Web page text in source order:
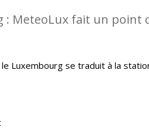
: MeteoLux fait un point
Luxembourg se traduit à la